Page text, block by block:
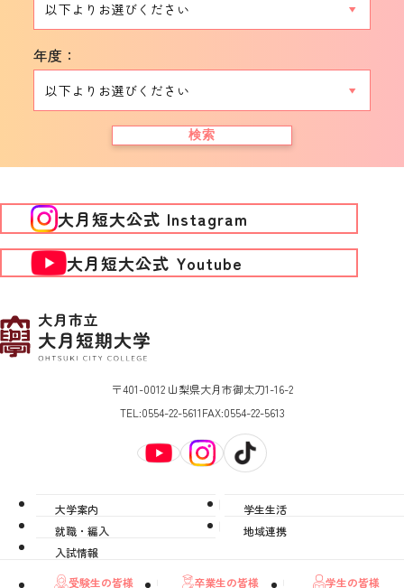
年度：
検索
大月短大公式 Instagram
大月短大公式 Youtube
〒401-0012 山梨県大月市御太刀1-16-2
TEL:0554-22-5611FAX:0554-22-5613
大学案内
学生生活
就職・編入
地域連携
入試情報
受験生の皆様
卒業生の皆様 学生の皆様